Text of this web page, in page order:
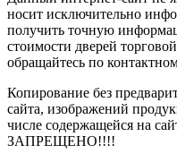
носит исключительно
получить точную
стоимости дверей
обращайтесь по
Копирование без
сайта, изображений
числе содержащейся на
ЗАПРЕЩЕНО!!!!